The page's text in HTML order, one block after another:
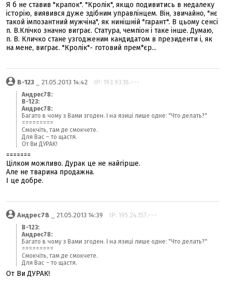
Я б не ставив "крапок". "Кролік", якщо подивитись в недалеку
історію, виявився дуже здібним управлінцем. Він, звичайно, "нє
такой імпозантний мужчіна", як нинішній "гарант". В цьому сенсі
п. В.Клічко значно виграє. Статура, чемпіон і таке інше. Думаю,
п. В. Кличко стане узгодженим кандидатом в президенти і, як
на мене, виграє. "Кролік"- готовий прем*єр...
B-123 _ 21.05.2013 14:42 IP: 193.93.18.---
Андрес78:
B-123:
Андрес78:
Багато в чому з Вами згоден. І на язиці лише одне: "Что делать?"
=========
Смокчіть, там де смокчете.
Для Вас – то щастя.
От Ви ДУРАК!
=======
Цілком можливо. Дурак це не найгірше.
Але не тварина продажна.
І це добре.
Андрес78 _ 21.05.2013 14:39 IP: 195.24.157.---
B-123:
Андрес78:
Багато в чому з Вами згоден. І на язиці лише одне: "Что делать?"
=========
Смокчіть, там де смокчете.
Для Вас – то щастя.
От Ви ДУРАК!